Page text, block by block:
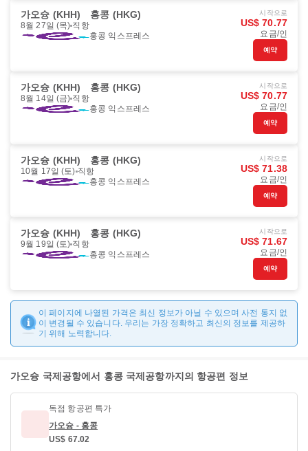
가오슝 (KHH) 홍콩 (HKG)
8월 27일 (목) 직항
홍콩 익스프레스
시작으로
US$ 70.77
요금/인
예약
가오슝 (KHH) 홍콩 (HKG)
8월 14일 (금) 직항
홍콩 익스프레스
시작으로
US$ 70.77
요금/인
예약
가오슝 (KHH) 홍콩 (HKG)
10월 17일 (토) 직항
홍콩 익스프레스
시작으로
US$ 71.38
요금/인
예약
가오슝 (KHH) 홍콩 (HKG)
9월 19일 (토) 직항
홍콩 익스프레스
시작으로
US$ 71.67
요금/인
예약
이 페이지에 나열된 가격은 최신 정보가 아닐 수 있으며 사전 통지 없
이 변경될 수 있습니다. 우리는 가장 정확하고 최신의 정보를 제공하
기 위해 노력합니다.
가오슝 국제공항에서 홍콩 국제공항까지의 항공편 정보
독점 항공편 특가
가오슝 - 홍콩
US$ 67.02